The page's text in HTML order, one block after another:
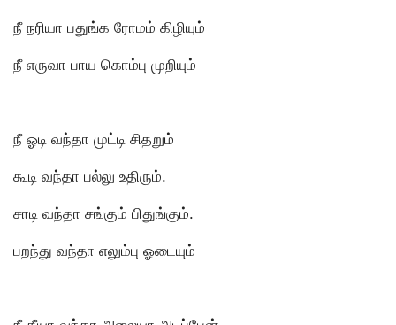
நீ நரியா பதுங்க ரோமம் கிழியும்
நீ எருவா பாய கொம்பு முறியும்
நீ ஓடி வந்தா முட்டி சிதறும்
கூடி வந்தா பல்லு உதிரும்.
சாடி வந்தா சங்கும் பிதுங்கும்.
பறந்து வந்தா எலும்பு ஓடையும்